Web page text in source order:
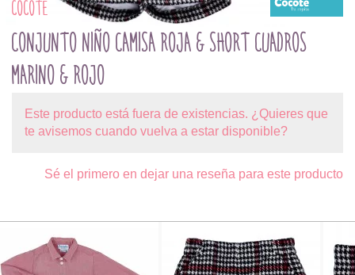
COCOTE
CONJUNTO NIÑO CAMISA ROJA & SHORT CUADROS
MARINO & ROJO
Este producto está fuera de existencias. ¿Quieres que
te avisemos cuando vuelva a estar disponible?
Sé el primero en dejar una reseña para este producto